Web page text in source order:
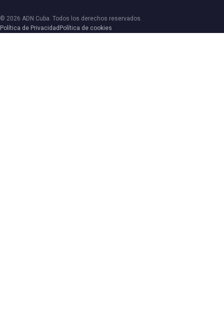
© 2026 ADN Cuba. Todos los derechos reservados.
Política de Privacidad Política de cookies